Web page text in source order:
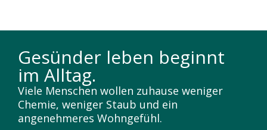
Gesünder leben beginnt
im Alltag.
Viele Menschen wollen zuhause weniger
Chemie, weniger Staub und ein
angenehmeres Wohngefühl.